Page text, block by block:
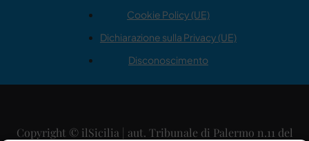
Cookie Policy (UE)
Dichiarazione sulla Privacy (UE)
Disconoscimento
Copyright © ilSicilia | aut. Tribunale di Palermo n.11 del